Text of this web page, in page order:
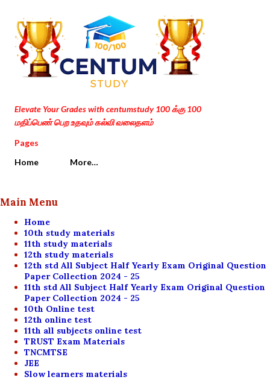
Skip to main content
Elevate Your Grades with centumstudy 100 க்கு 100
மதிப்பெண் பெற உதவும் கல்வி வலைதளம்
Pages
Home
More…
Main Menu
Home
10th study materials
11th study materials
12th study materials
12th std All Subject Half Yearly Exam Original Question
Paper Collection 2024 - 25
11th std All Subject Half Yearly Exam Original Question
Paper Collection 2024 - 25
10th Online test
12th online test
11th all subjects online test
TRUST Exam Materials
TNCMTSE
JEE
Slow learners materials